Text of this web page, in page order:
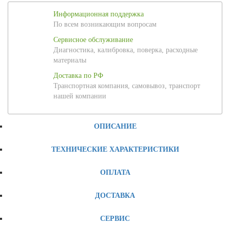
Информационная поддержка
По всем возникающим вопросам
Сервисное обслуживание
Диагностика, калибровка, поверка, расходные
материалы
Доставка по РФ
Транспортная компания, самовывоз, транспорт
нашей компании
ОПИСАНИЕ
ТЕХНИЧЕСКИЕ ХАРАКТЕРИСТИКИ
ОПЛАТА
ДОСТАВКА
СЕРВИС